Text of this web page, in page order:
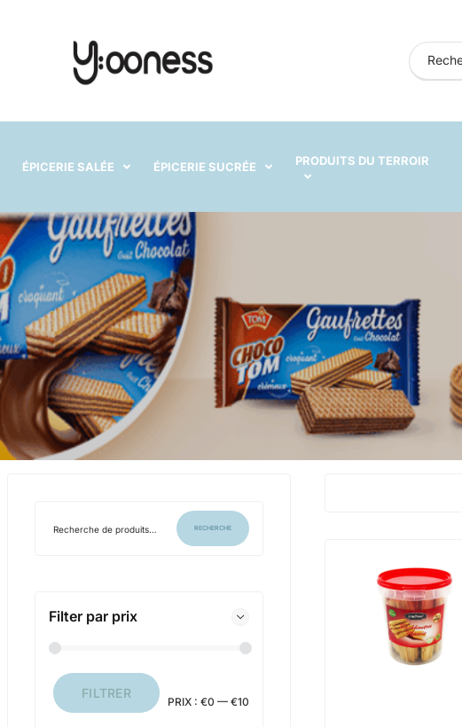
ÉPICERIE SALÉE ÉPICERIE SUCRÉE PRODUITS DU TERROIR
RECHERCHE
Filter par prix
FILTRER
PRIX : €0 — €10